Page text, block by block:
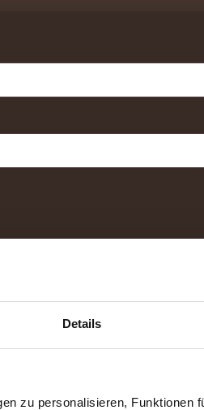
Details
zu personalisieren, Funktionen
Damit profitieren Sie von
Rabatt auf den
können Sie direkt ein